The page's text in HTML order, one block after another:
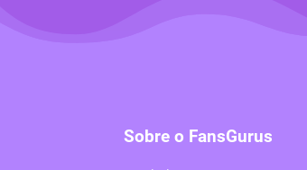
Sobre o FansGurus